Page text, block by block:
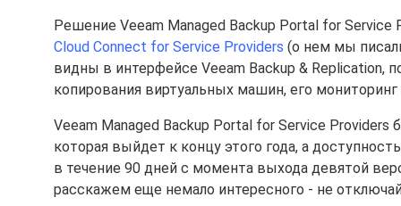
Решение Veeam Managed Backup Portal for
Cloud Connect for Service Providers (о нем мы
видны в интерфейсе Veeam Backup & Replication,
копирования виртуальных машин, его
Veeam Managed Backup Portal for Service
которая выйдет к концу этого года, а
в течение 90 дней с момента выхода девятой
расскажем еще немало интересного - не